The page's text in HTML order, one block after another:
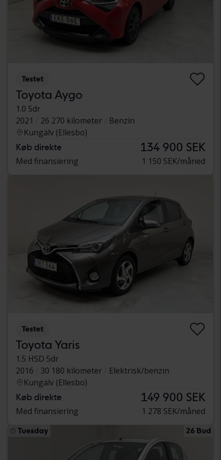
Testet
Toyota Aygo
1.0 5dr
2021
26 270 kilometer
Benzin
Kungälv (Ellesbo)
Køb direkte 134 900 SEK
Med finansiering 1 150 SEK/måned
Testet
Toyota Yaris
1.5 HSD 5dr
2016
30 180 kilometer
Elektrisk/benzin
Kungälv (Ellesbo)
Køb direkte 149 900 SEK
Med finansiering 1 278 SEK/måned
Tuesday 26 Bud